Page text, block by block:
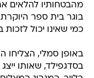
מהבטחותיו להלאים
בוגר בית ספר
כמי שאינו יכול
באופן סמלי, הצליחו
בסדגפילד, שאותו